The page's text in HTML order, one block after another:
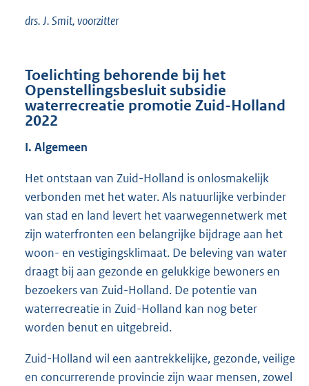
drs. J. Smit, voorzitter
Toelichting behorende bij het
Openstellingsbesluit subsidie
waterrecreatie promotie Zuid-Holland
2022
I. Algemeen
Het ontstaan van Zuid-Holland is onlosmakelijk
verbonden met het water. Als natuurlijke verbinder
van stad en land levert het vaarwegennetwerk met
zijn waterfronten een belangrijke bijdrage aan het
woon- en vestigingsklimaat. De beleving van water
draagt bij aan gezonde en gelukkige bewoners en
bezoekers van Zuid-Holland. De potentie van
waterrecreatie in Zuid-Holland kan nog beter
worden benut en uitgebreid.
Zuid-Holland wil een aantrekkelijke, gezonde, veilige
en concurrerende provincie zijn waar mensen, zowel